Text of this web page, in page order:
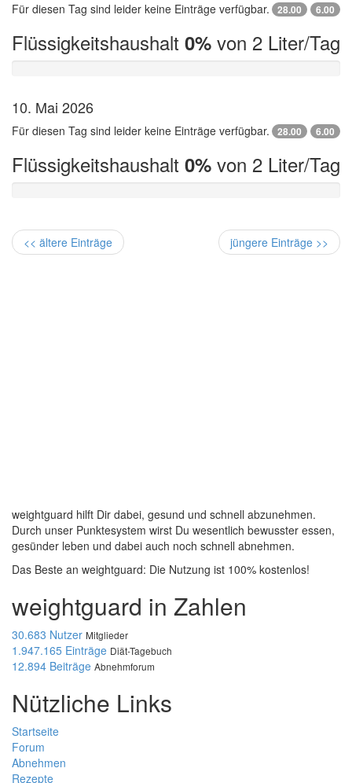
28.00 6.00
Für diesen Tag sind leider keine Einträge verfügbar.
Flüssigkeitshaushalt 0% von 2 Liter/Tag
10. Mai 2026
28.00 6.00
Für diesen Tag sind leider keine Einträge verfügbar.
Flüssigkeitshaushalt 0% von 2 Liter/Tag
<< ältere Einträge jüngere Einträge >>
weightguard hilft Dir dabei, gesund und schnell abzunehmen.
Durch unser Punktesystem wirst Du wesentlich bewusster essen,
gesünder leben und dabei auch noch schnell abnehmen.
Das Beste an weightguard: Die Nutzung ist 100% kostenlos!
weightguard in Zahlen
30.683 Nutzer Mitglieder
1.947.165 Einträge Diät-Tagebuch
12.894 Beiträge Abnehmforum
Nützliche Links
Startseite
Forum
Abnehmen
Rezepte